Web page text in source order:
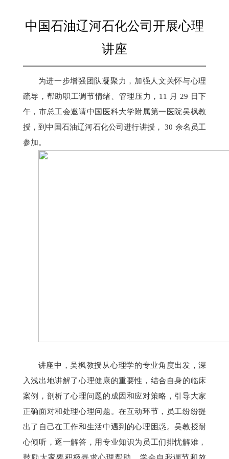
中国石油辽河石化公司开展心理
讲座
为进一步增强团队凝聚力，加强人文关怀与心理
疏导，帮助职工调节情绪、管理压力，11 月 29 日下
午，市总工会邀请中国医科大学附属第一医院吴枫教
授，到中国石油辽河石化公司进行讲授 ，
30 余名员工
参加。
讲座中，吴枫教授从心理学的专业角度出发，深
入浅出地讲解了心理健康的重要性，结合自身的临床
案例，剖析了心理问题的成因和应对策略，引导大家
正确面对和处理心理问题。在互动环节，员工纷纷提
出了自己在工作和生活中遇到的心理困惑。吴教授耐
心倾听，逐一解答，用专业知识为员工们排忧解难，